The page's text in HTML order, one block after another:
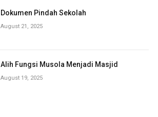
Dokumen Pindah Sekolah
August 21, 2025
Alih Fungsi Musola Menjadi Masjid
August 19, 2025